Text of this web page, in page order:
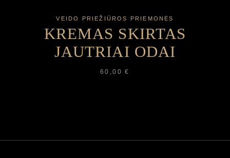
VEIDO PRIEŽIŪROS PRIEMONĖS
KREMAS SKIRTAS
JAUTRIAI ODAI
60,00€